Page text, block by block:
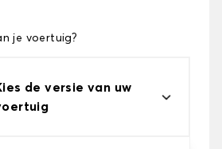
je voertuig?
de versie van uw